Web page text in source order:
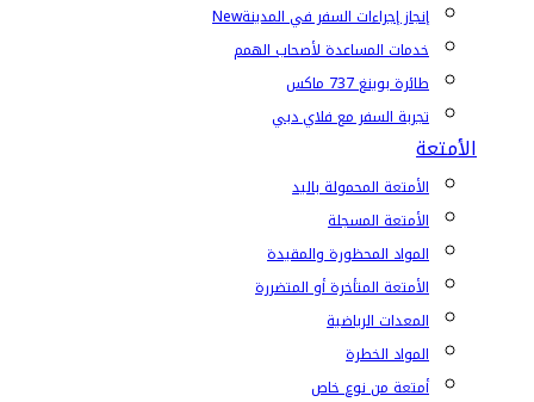
إنجاز إجراءات السفر في المدينةNew
خدمات المساعدة لأصحاب الهمم
طائرة بوينغ 737 ماكس
تجربة السفر مع فلاي دبي
الأمتعة
الأمتعة المحمولة باليد
الأمتعة المسجلة
المواد المحظورة والمقيدة
الأمتعة المتأخرة أو المتضررة
المعدات الرياضية
المواد الخطرة
أمتعة من نوع خاص